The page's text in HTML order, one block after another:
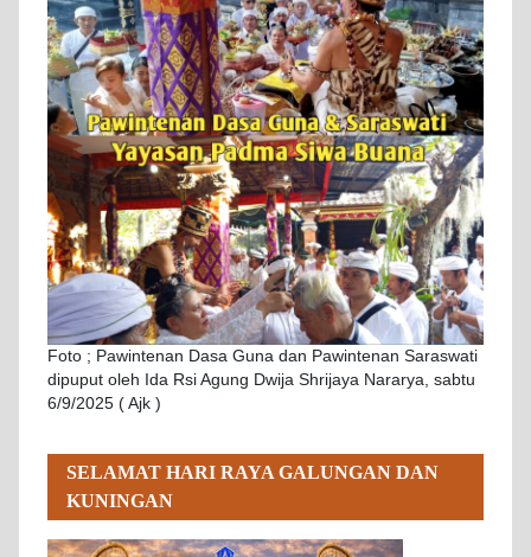
Foto ; Pawintenan Dasa Guna dan Pawintenan Saraswati
dipuput oleh Ida Rsi Agung Dwija Shrijaya Nararya, sabtu
6/9/2025 ( Ajk )
SELAMAT HARI RAYA GALUNGAN DAN
KUNINGAN